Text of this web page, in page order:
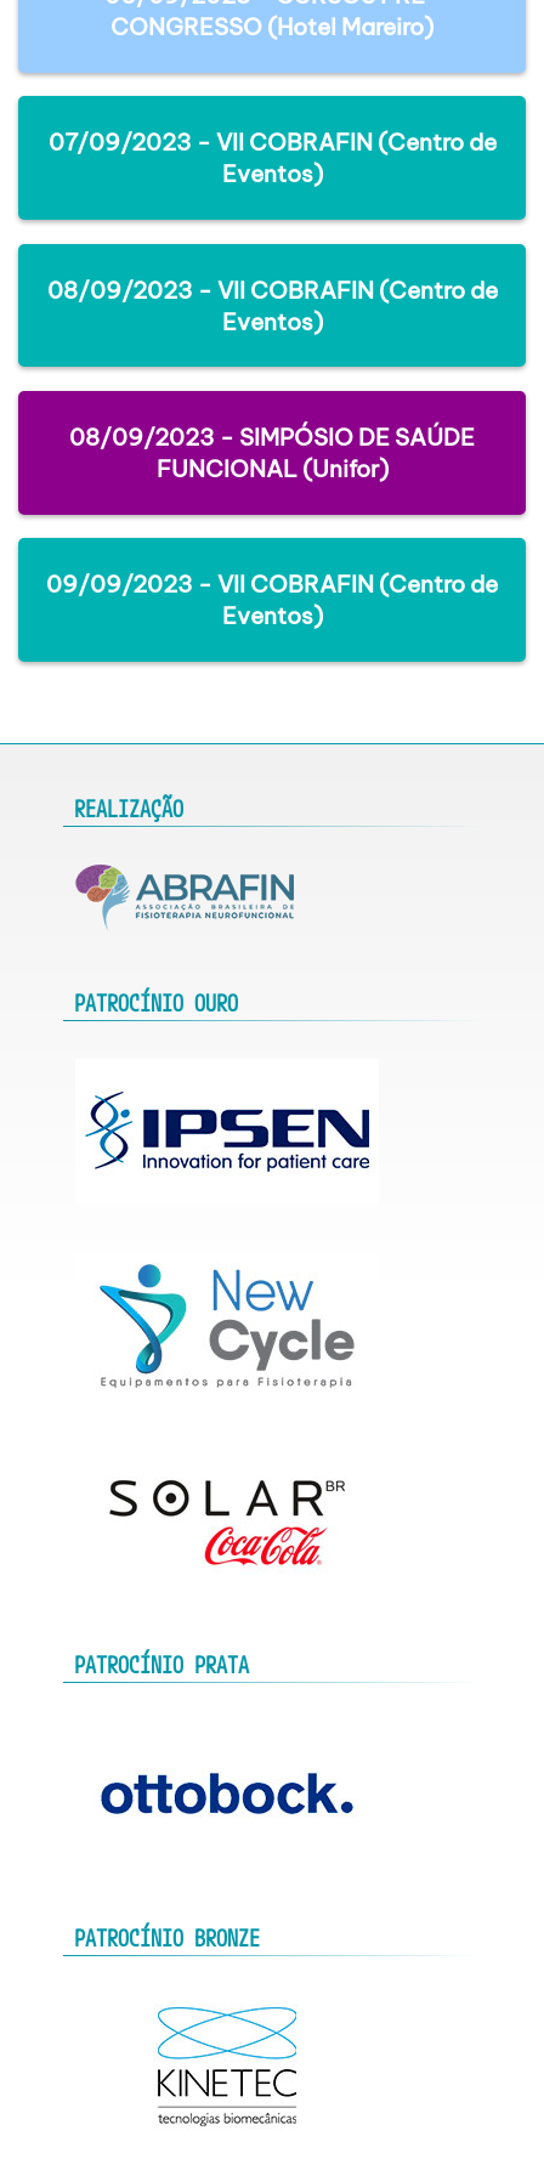
CONGRESSO (Hotel Mareiro)
07/09/2023 - VII COBRAFIN (Centro de
Eventos)
08/09/2023 - VII COBRAFIN (Centro de
Eventos)
08/09/2023 - SIMPÓSIO DE SAÚDE
FUNCIONAL (Unifor)
09/09/2023 - VII COBRAFIN (Centro de
Eventos)
REALIZAÇÃO
PATROCÍNIO OURO
PATROCÍNIO PRATA
PATROCÍNIO BRONZE